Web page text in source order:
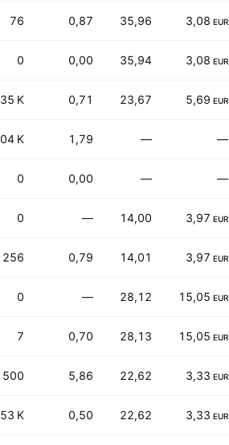
76 0,87 35,96 3,08 EUR
0 0,00 35,94 3,08 EUR
K 0,71 23,67 5,69 EUR
K 1,79 — —
0 0,00 — —
0 — 14,00 3,97 EUR
256 0,79 14,01 3,97 EUR
0 — 28,12 15,05 EUR
7 0,70 28,13 15,05 EUR
500 5,86 22,62 3,33 EUR
K 0,50 22,62 3,33 EUR